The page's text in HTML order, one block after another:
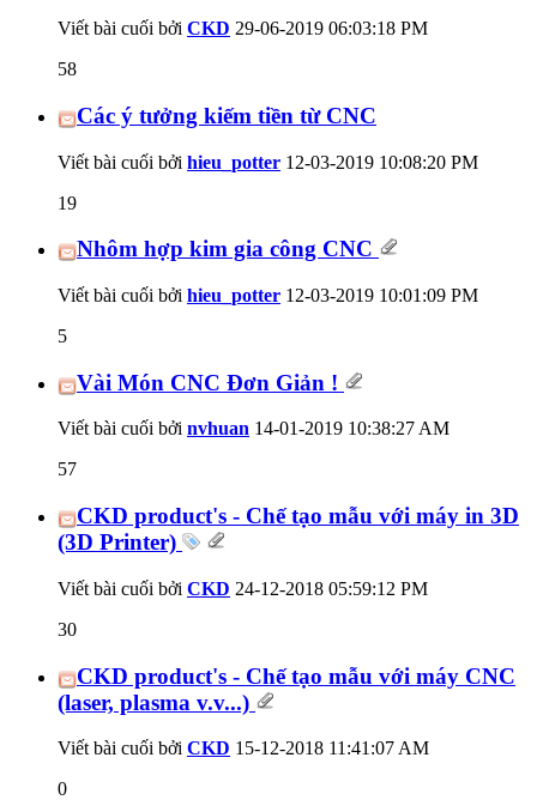
Viết bài cuối bởi CKD 29-06-2019 06:03:18 PM
58
Các ý tưởng kiếm tiền từ CNC
Viết bài cuối bởi hieu_potter 12-03-2019 10:08:20 PM
19
Nhôm hợp kim gia công CNC
Viết bài cuối bởi hieu_potter 12-03-2019 10:01:09 PM
5
Vài Món CNC Đơn Giản !
Viết bài cuối bởi nvhuan 14-01-2019 10:38:27 AM
57
CKD product's - Chế tạo mẫu với máy in 3D
(3D Printer)
Viết bài cuối bởi CKD 24-12-2018 05:59:12 PM
30
CKD product's - Chế tạo mẫu với máy CNC
(laser, plasma v.v...)
Viết bài cuối bởi CKD 15-12-2018 11:41:07 AM
0